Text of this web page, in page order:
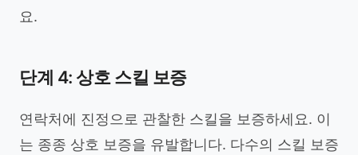
요.
단계 4: 상호 스킬 보증
연락처에 진정으로 관찰한 스킬을 보증하세요. 이
는 종종 상호 보증을 유발합니다. 다수의 스킬 보증